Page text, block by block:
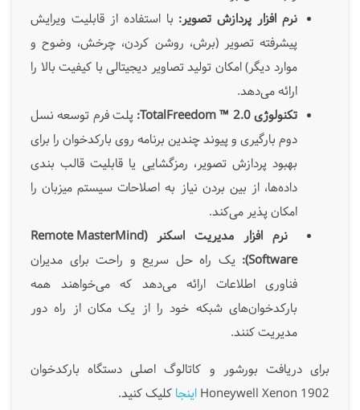
نرم افزار پردازش تصویر: با استفاده از قابلیت ویرایش
پیشرفته تصویر (برش، روشن کردن، چرخش، وضوح و
موارد دیگر) امکان تولید تصاویر دیجیتالی با کیفیت بالا را
ارائه می‌دهد.
تکنولوژی TotalFreedom ™ 2.0:
پلت فرم توسعه نسل
دوم بارگیری و پیوند چندین برنامه ‌روی بارکدخوان را برای
بهبود پردازش تصویر، رمزگشایی یا قابلیت قالب بندی
داده‌ها، از بین بردن نیاز به اصلاحات سیستم میزبان را
امکان پذیر می‌کند.
نرم افزار مدیریت اسکنر (Remote MasterMind
Software):
یک راه حل سریع و راحت برای مدیران
فناوری اطلاعات ارائه می‌دهد که می‌خواهند همه
بارکدخوان‌های شبکه خود را از یک مکان از راه دور
مدیریت کنند.
برای دریافت بورشور و کاتالوگ اصلی دستگاه بارکدخوان
Honeywell Xenon 1902 اینجا کلیک کنید.